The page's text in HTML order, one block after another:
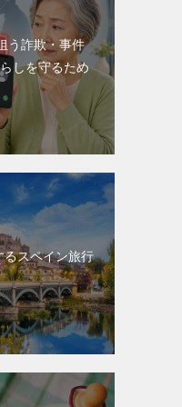
う詐欺・事件
しを守るため
るスペイン旅行